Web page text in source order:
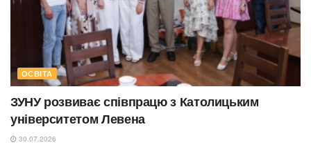
ОСВІТА
ЗУНУ розвиває співпрацю з Католицьким
університетом Левена
30.07.2026